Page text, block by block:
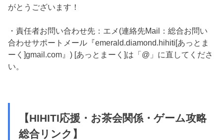
がとうございます！
・責任者お問い合わせ先：エメ(連絡先Mail：総合お問い
合わせサポートメール『emerald.diamond.hihiti[あっとま
ーく]gmail.com』) [あっとまーく]は「@」に直してくださ
い。
【HIHITI応援・お茶会関係・ゲーム攻略
総合リンク】